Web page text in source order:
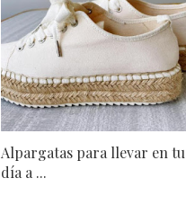
Alpargatas para llevar en tu
día a ...